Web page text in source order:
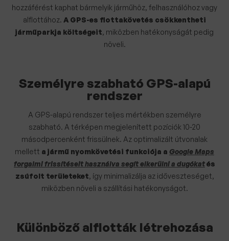
hozzáférést kaphat bármelyik járműhöz, felhasználóhoz vagy
alflottához. A GPS-es flottakövetés csökkentheti
járműparkja költségeit, miközben hatékonyságát pedig
növeli.
Személyre szabható GPS-alapú
rendszer
A GPS-alapú rendszer teljes mértékben személyre
szabható. A térképen megjelenített pozíciók 10-20
másodpercenként frissülnek. Az optimalizált útvonalak
mellett a jármű nyomkövetési funkciója a Google Maps
forgalmi frissítéseit használva segít elkerülni a dugókatés
zsúfolt területeket, így minimalizálja az időveszteséget,
miközben növeli a szállítási hatékonyságot.
Különböző alflották létrehozása